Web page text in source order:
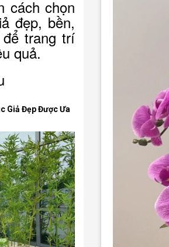
cách chọn
đẹp, bền,
trang trí
quả.
Giả Đẹp Được Ưa